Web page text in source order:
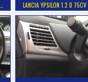
LANCIA YPSILON 1.2 D 75CV …